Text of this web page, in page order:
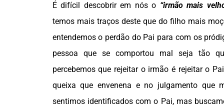
É difícil descobrir em nós o “irmão mais
temos mais traços deste que do filho mais
entendemos o perdão do Pai para com os
pessoa que se comportou mal seja tão
percebemos que rejeitar o irmão é rejeitar o
queixa que envenena e no julgamento que
sentimos identificados com o Pai, mas